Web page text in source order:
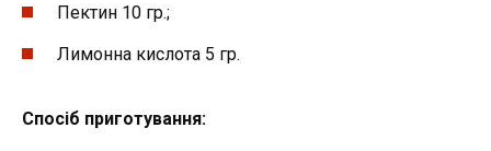
Пектин 10 гр.;
Лимонна кислота 5 гр.
Спосіб приготування: